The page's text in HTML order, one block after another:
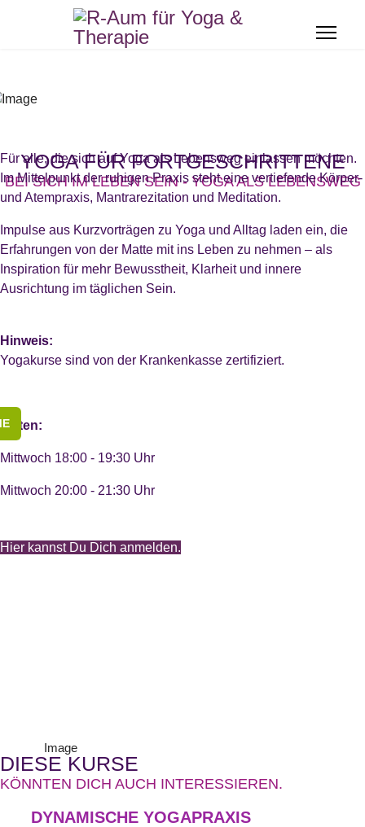
YOGA FÜR FORTGESCHRITTENE
BEI SICH IM LEBEN SEIN - YOGA ALS LEBENSWEG
Für alle, die sich auf Yoga als Lebensweg einlassen möchten.
Im Mittelpunkt der ruhigen Praxis steht eine vertiefende Körper-
und Atempraxis, Mantrarezitation und Meditation.
Impulse aus Kurzvorträgen zu Yoga und Alltag laden ein, die
Erfahrungen von der Matte mit ins Leben zu nehmen – als
Inspiration für mehr Bewusstheit, Klarheit und innere
Ausrichtung im täglichen Sein.
Hinweis:
Yogakurse sind von der Krankenkasse zertifiziert.
Zeiten:
Mittwoch 18:00 - 19:30 Uhr
Mittwoch 20:00 - 21:30 Uhr
Hier kannst Du Dich anmelden.
DIESE KURSE
KÖNNTEN DICH AUCH INTERESSIEREN.
DYNAMISCHE YOGAPRAXIS
Yoga
Kursübersicht
Dynamische Yogapraxis
Ruhige achtsame
Yogapraxis
Termine
">
Seminare
Yogalehrausbildung
BDY/EYU
Angebote und Methoden
Systemische Beratung und
Gesprächstherapie